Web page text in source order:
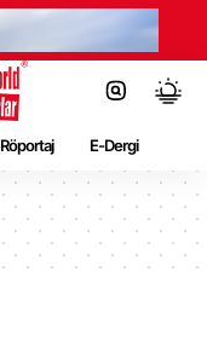
Röportaj E-Dergi